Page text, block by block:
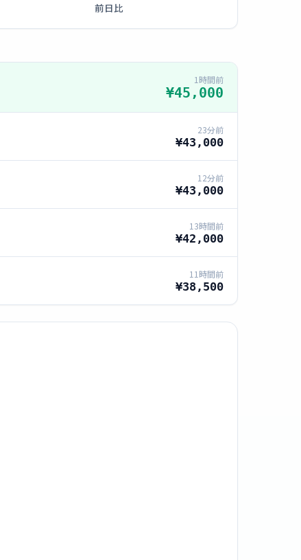
前日比
1時間前
¥45,000
23分前
¥43,000
12分前
¥43,000
13時間前
¥42,000
11時間前
¥38,500